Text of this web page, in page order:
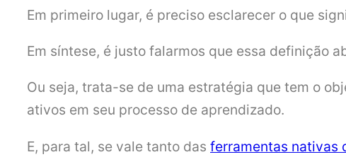
Em primeiro lugar, é preciso esclarecer o que
Em síntese, é justo falarmos que essa definição
Ou seja, trata-se de uma estratégia que tem o
ativos em seu processo de aprendizado.
E, para tal, se vale tanto das ferramentas nativas